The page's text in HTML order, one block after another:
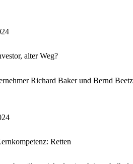
alter Weg?
Richard Baker und Bernd
Retten